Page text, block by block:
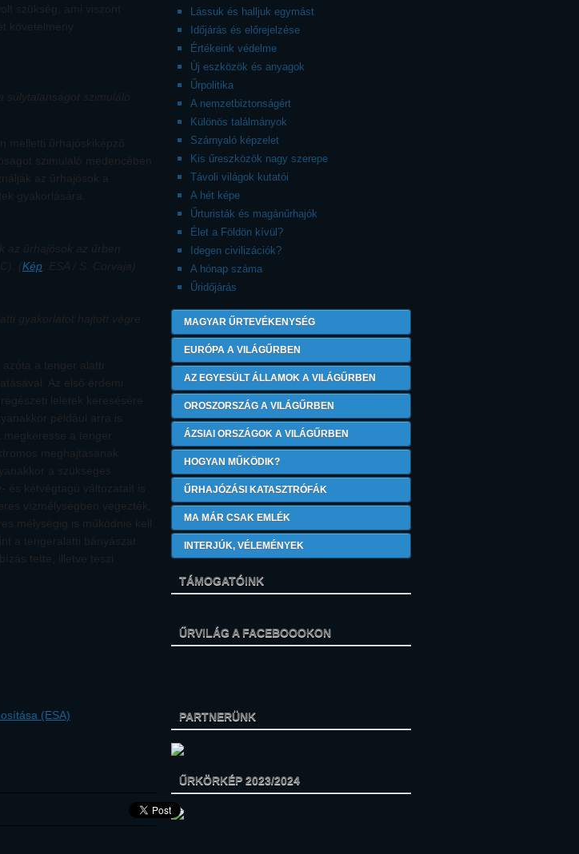
szükség, ami viszont
követelmény
súlytalanságot szimuláló
melletti űrhajóskiképző
szimuláló medencében
az űrhajósok a
gyakorlására.
az űrhajósok az űrben
(Kép: ESA / S. Corvaja)
gyakorlatot hajtott végre
a tenger alatti
Az első érdemi
leletek keresésére
például arra is
a tenger
meghajtásának
a szükséges
és kétvégtagú változatait is
vízmélységben végezték,
mélységig is működnie kell
a tengeralatti bányászat.
tette, illetve teszi
(ESA)
Lássuk és halljuk egymást
Időjárás és előrejelzése
Értékeink védelme
Új eszközök és anyagok
Űrpolitika
A nemzetbiztonságért
Különös találmányok
Szárnyaló képzelet
Kis űreszközök nagy szerepe
Távoli világok kutatói
A hét képe
Űrturisták és magánűrhajók
Élet a Földön kívül?
Idegen civilizációk?
A hónap száma
Űridőjárás
MAGYAR ŰRTEVÉKENYSÉG
EURÓPA A VILÁGŰRBEN
AZ EGYESÜLT ÁLLAMOK A VILÁGŰRBEN
OROSZORSZÁG A VILÁGŰRBEN
ÁZSIAI ORSZÁGOK A VILÁGŰRBEN
HOGYAN MŰKÖDIK?
ŰRHAJÓZÁSI KATASZTRÓFÁK
MA MÁR CSAK EMLÉK
INTERJÚK, VÉLEMÉNYEK
TÁMOGATÓINK
ŰRVILÁG A FACEBOOOKON
PARTNERÜNK
ŰRKÖRKÉP 2023/2024